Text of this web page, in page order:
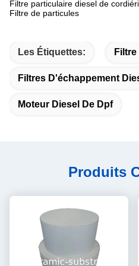
Filtre particulaire diesel de
Filtre de particules
Les Étiquettes:
Filtres D'échappement
Moteur Diesel De Dpf
Produits